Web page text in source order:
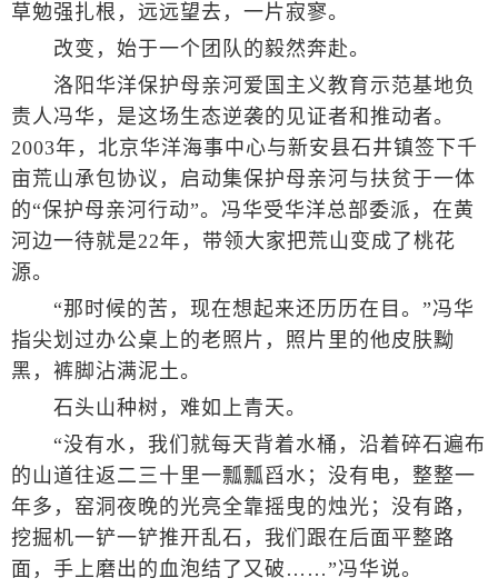
草勉强扎根，远远望去，一片寂寥。
改变，始于一个团队的毅然奔赴。
洛阳华洋保护母亲河爱国主义教育示范基地负
责人冯华，是这场生态逆袭的见证者和推动者。
2003年，北京华洋海事中心与新安县石井镇签下千
亩荒山承包协议，启动集保护母亲河与扶贫于一体
的“保护母亲河行动”。冯华受华洋总部委派，在黄
河边一待就是22年，带领大家把荒山变成了桃花
源。
“那时候的苦，现在想起来还历历在目。”冯华
指尖划过办公桌上的老照片，照片里的他皮肤黝
黑，裤脚沾满泥土。
石头山种树，难如上青天。
“没有水，我们就每天背着水桶，沿着碎石遍布
的山道往返二三十里一瓢瓢舀水；没有电，整整一
年多，窑洞夜晚的光亮全靠摇曳的烛光；没有路，
挖掘机一铲一铲推开乱石，我们跟在后面平整路
面，手上磨出的血泡结了又破……”冯华说。